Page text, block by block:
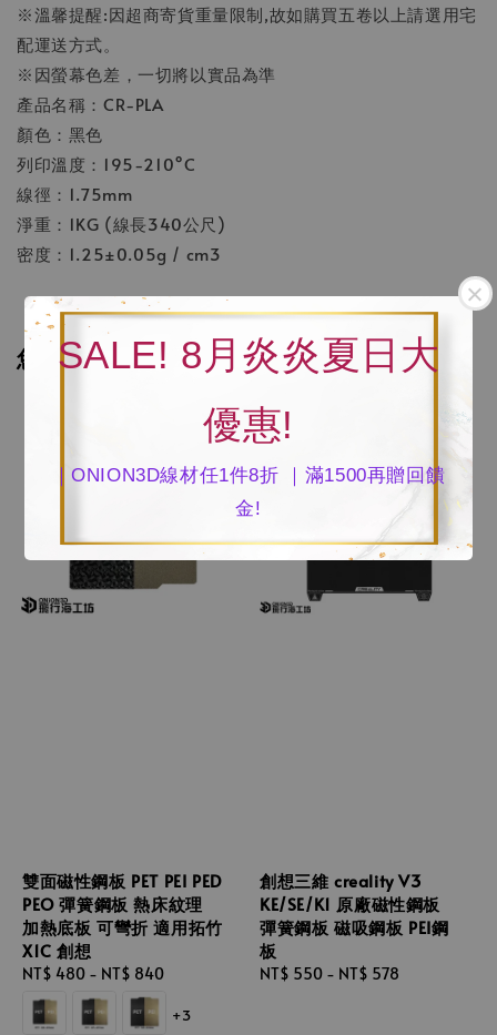
SALE! 8月炎炎夏日大
優惠!
｜ONION3D線材任1件8折 ｜滿1500再贈回饋
金!
※溫馨提醒:因超商寄貨重量限制,故如購買五卷以上請選用宅
配運送方式。
※因螢幕色差，一切將以實品為準
產品名稱：CR-PLA
顏色：黑色
列印溫度：195-210°C
線徑：1.75mm
淨重：1KG (線長340公尺)
密度：1.25±0.05g / cm3
您可能也喜歡
雙面磁性鋼板 PET PEI PED
PEO 彈簧鋼板 熱床紋理
加熱底板 可彎折 適用拓竹
X1C 創想
Regular
price
NT$ 480 - NT$ 840
+3
創想三維 creality V3
KE/SE/K1 原廠磁性鋼板
彈簧鋼板 磁吸鋼板 PEI鋼
板
Regular
NT$ 550 - NT$ 578